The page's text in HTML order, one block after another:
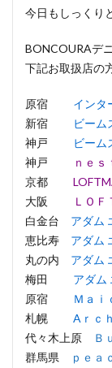
今日もしっくり
BONCOURAデ
下記お取扱店の
原宿 インタ
新宿
ビーム
神戸
ビーム
神戸
ｎｅ
京都
大阪
ＬＯ
白金台 アダム
恵比寿 アダム
丸の内 アダム
梅田 アダム
原宿
Ｍａ
札幌 Aｒｃｈ
代々木上原
Ｂ
群馬県
ｐｅａ